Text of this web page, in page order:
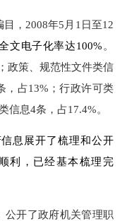
，2008年5月1日至12
全文电子化率达100% 。
政策、规范性文件类信
，占13%；行政许可类
信息4条，占17.4%。
息展开了梳理和公开
利，已经基本梳理完
公开了政府机关管理职